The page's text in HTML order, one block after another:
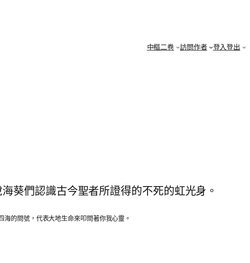
中樞二卷 訪問作者 登入登出
葵們認識古今聖者所證得的不死的虹光身。
的問號，代表大地生命來叩問著你我心靈。